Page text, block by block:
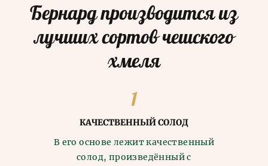
Бернард производится из
лучших сортов чешского
хмеля
КАЧЕСТВЕННЫЙ СОЛОД
В его основе лежит качественный
солод, произведённый с